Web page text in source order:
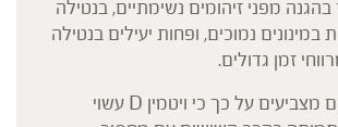
בהגנה מפני זיהומים נשימתיים, בנטילה
במינונים נמוכים, ופחות יעילים בנטילה
זמן גדולים.
מחקרים נוספים מצביעים על כך כי ויטמין D עשוי